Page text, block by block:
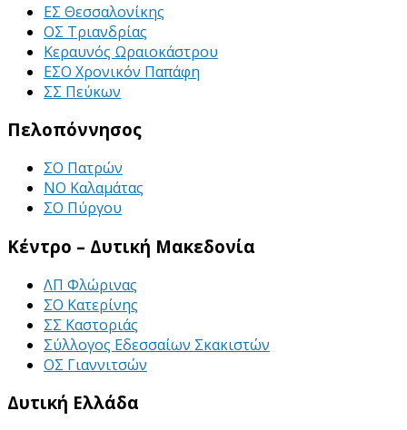
ΕΣ Θεσσαλονίκης
ΟΣ Τριανδρίας
Κεραυνός Ωραιοκάστρου
ΕΣΟ Χρονικόν Παπάφη
ΣΣ Πεύκων
Πελοπόννησος
ΣΟ Πατρών
ΝΟ Καλαμάτας
ΣΟ Πύργου
Κέντρο – Δυτική Μακεδονία
ΛΠ Φλώρινας
ΣΟ Κατερίνης
ΣΣ Καστοριάς
Σύλλογος Εδεσσαίων Σκακιστών
ΟΣ Γιαννιτσών
Δυτική Ελλάδα